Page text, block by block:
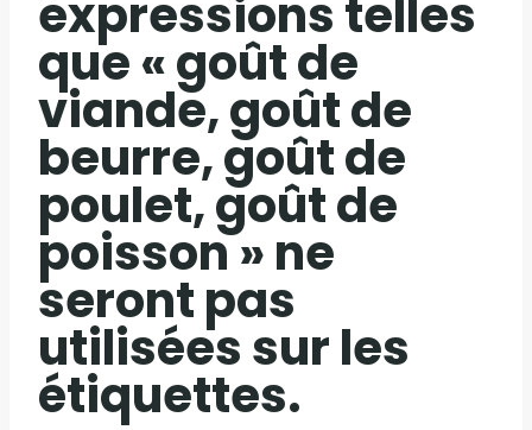
expressions telles
que « goût de
viande, goût de
beurre, goût de
poulet, goût de
poisson » ne
seront pas
utilisées sur les
étiquettes.